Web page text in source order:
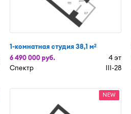
1-комнатная студия 38,1 м2
6 490 000 руб.
4 эт
Спектр
III-28
NEW